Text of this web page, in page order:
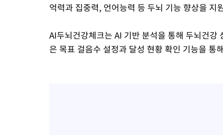
억력과 집중력, 언어능력 등 두뇌 기능 향상을 지
AI두뇌건강체크는 AI 기반 분석을 통해 두뇌건
은 목표 걸음수 설정과 달성 현황 확인 기능을 통